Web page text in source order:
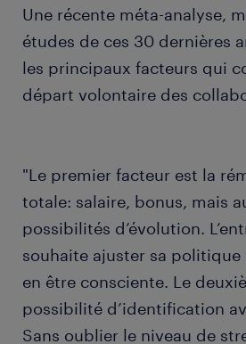
Une récente méta-analyse,
études de ces 30 dernières
les principaux facteurs qui
départ volontaire des
"Le premier facteur est la
totale: salaire, bonus, mais
possibilités d’évolution.
souhaite ajuster sa
en être consciente. Le
possibilité d’identification
Sans oublier le niveau de